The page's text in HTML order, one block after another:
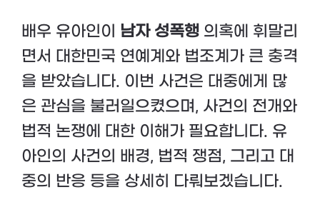
배우 유아인이 남자 성폭행 의혹에 휘말리
면서 대한민국 연예계와 법조계가 큰 충격
을 받았습니다. 이번 사건은 대중에게 많
은 관심을 불러일으켰으며, 사건의 전개와
법적 논쟁에 대한 이해가 필요합니다. 유
아인의 사건의 배경, 법적 쟁점, 그리고 대
중의 반응 등을 상세히 다뤄보겠습니다.